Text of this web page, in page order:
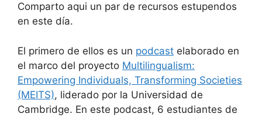
Comparto aqui un par de recursos estupendos
en este día.
El primero de ellos es un podcast elaborado en
el marco del proyecto Multilingualism:
Empowering Individuals, Transforming Societies
(MEITS), liderado por la Universidad de
Cambridge. En este podcast, 6 estudiantes de